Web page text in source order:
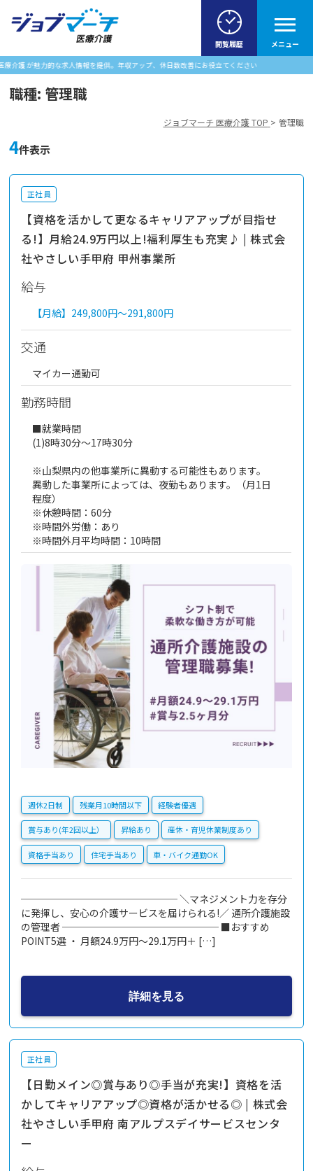
力的な求人情報を提供。年収アップ、休日数改善にお役立てください
閲覧履歴 メニュー
職種: 管理職
ジョブマーチ 医療介護 TOP 管理職
4件表示
正社員
【資格を活かして更なるキャリアアップが目指せ
る!】月給24.9万円以上!福利厚生も充実♪ | 株式会
社やさしい手甲府 甲州事業所
給与
【月給】 249,800円～291,800円
交通
マイカー通勤可
勤務時間
■就業時間
(1)8時30分～17時30分
※山梨県内の他事業所に異動する可能性もあります。
異動した事業所によっては、夜勤もあります。（月1日
程度）
※休憩時間：60分
※時間外労働：あり
※時間外月平均時間：10時間
週休2日制 残業月10時間以下 経験者優遇
賞与あり(年2回以上） 昇給あり 産休・育児休業制度あり
資格手当あり 住宅手当あり 車・バイク通勤OK
──────────────── ＼マネジメント力を存分
に発揮し、安心の介護サービスを届けられる!／ 通所介護施設
の管理者 ──────────────── ■おすすめ
POINT5選 ・ 月額24.9万円～29.1万円＋ […]
詳細を見る
正社員
【日勤メイン◎賞与あり◎手当が充実!】資格を活
かしてキャリアアップ◎資格が活かせる◎ | 株式会
社やさしい手甲府 南アルプスデイサービスセンタ
ー